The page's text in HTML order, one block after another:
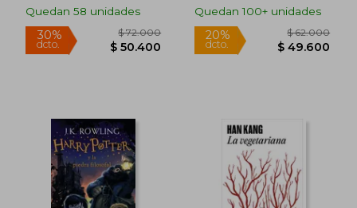
Quedan 58 unidades Quedan 100+ unidades